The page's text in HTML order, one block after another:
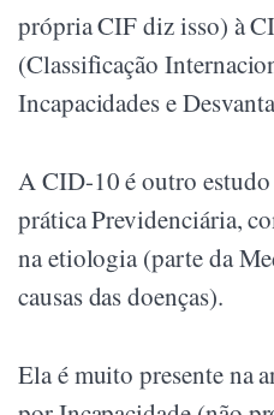
própria CIF diz isso) à
(Classificação
Incapacidades e
A CID-10 é outro
prática Previdenciária,
na etiologia (parte da
causas das doenças).
Ela é muito presente na